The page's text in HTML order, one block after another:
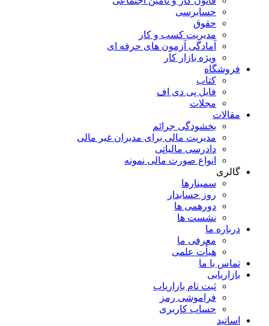
حسابرسی
حقوق
مدیریت کسب و کار
آمادگی آزمون های حرفه ای
ویژه بازار کار
فروشگاه
کتاب
فایل پی دی اف
مجلات
مقالات
بخشودگی جرائم
مدیریت مالی برای مدیران غیر مالی
دادرسی مالیاتی
انواع صورت مالی نمونه
گالری
سمینارها
روز حسابدار
دورهمی ها
نشست ها
درباره ما
معرفی ما
هیأت علمی
تماس با ما
بازاریابی
ثبت نام بازاریاب
فراموشی رمز
حساب کاربری
اساتید